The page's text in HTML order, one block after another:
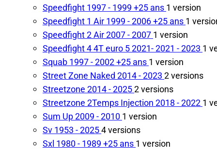
Speedfight 1997 - 1999 +25 ans 1 version
Speedfight 1 Air 1999 - 2006+25 ans 1
Speedfight 2 Air2007 - 2007 1 version
Speedfight 4 4T euro 5 2021-2021 - 2023 1
Squab 1997 - 2002+25 ans 1 version
Street Zone Naked 2014 - 2023 2 versions
Streetzone 2014 - 20252 versions
Streetzone 2Temps Injection 2018 - 2022 1
Sum Up2009 - 2010 1 version
Sv 1953 - 20254 versions
Sxl 1980 - 1989 +25 ans 1 version